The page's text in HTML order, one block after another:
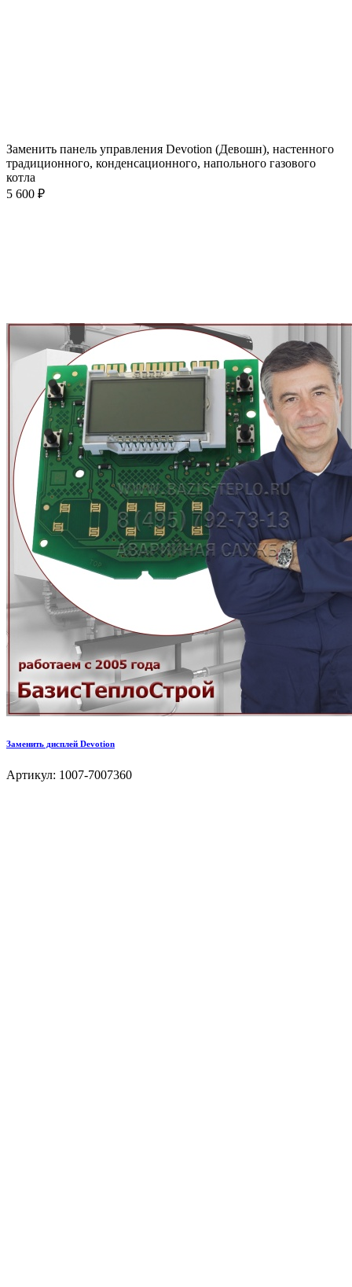
Заменить панель управления Devotion (Девошн), настенного
традиционного, конденсационного, напольного газового
котла
5 600 ₽
Заменить дисплей Devotion
Артикул: 1007-7007360